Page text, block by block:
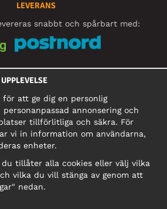
LEVERANS
snabbt och spårbart med:
SOCIALA MEDIER
FÖRETAG
Denim Europe OÜ
mnt 5, EE-10117 Tallinn
SE502090048501
varureturer till denna adress!
för att ge dig en personlig
annonsering och
tillförlitliga och säkra. För
vi in information om användarna,
enheter.
du tillåter alla cookies eller välj vilka
vilka du vill stänga av genom att
nedan.